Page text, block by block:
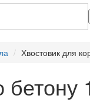
Хвостовик для